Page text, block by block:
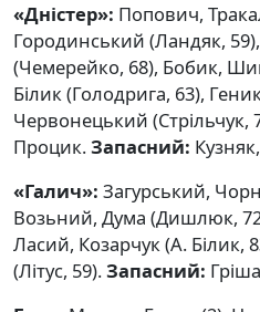
«Дністер»: Попович,
Городинcький (Ландяк,
(Чемерейко, 68), Бобик,
Білик (Голодрига, 63),
Червонецький (Стрільчук,
Процик.Запасний: Кузняк,
«Галич»: Загурський,
Возьний, Дума (Дишлюк,
Ласий, Козарчук (А. Білик,
(Літус, 59).Запасний: